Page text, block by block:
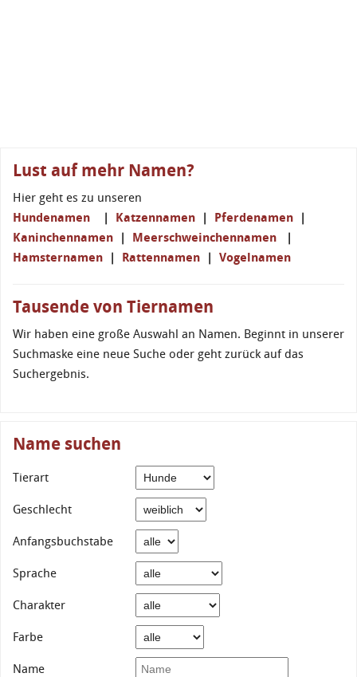
Lust auf mehr Namen?
Hier geht es zu unseren
Hundenamen | Katzennamen | Pferdenamen |
Kaninchennamen | Meerschweinchennamen |
Hamsternamen | Rattennamen | Vogelnamen
Tausende von Tiernamen
Wir haben eine große Auswahl an Namen. Beginnt in unserer
Suchmaske eine neue Suche oder geht zurück auf das
Suchergebnis.
Name suchen
Tierart
Geschlecht
Anfangsbuchstabe
Sprache
Charakter
Farbe
Name